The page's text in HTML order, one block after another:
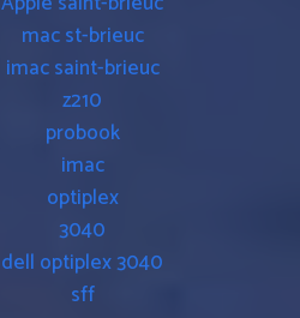
mac st-brieuc
imac saint-brieuc
z210
probook
imac
optiplex
3040
dell optiplex 3040
sff